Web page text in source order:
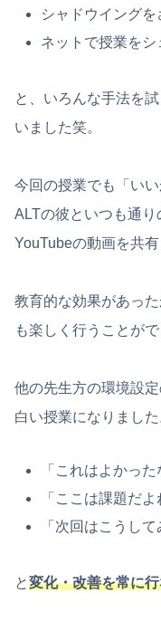
シャドウイングを
ネットで授業を
と、いろんな手法を
いました笑。
今回の授業でも「い
ALTの彼といつも通り
YouTubeの動画を共
教育的な効果があっ
も楽しく行うことがで
他の先生方の環境設
白い授業になりました
「これはよかった
「ここは課題だよ
「次回はこうして
と変化・改善を常に